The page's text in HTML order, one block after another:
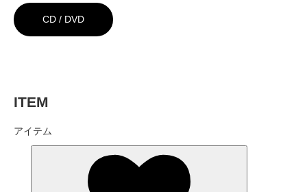
CD / DVD
ITEM
アイテム